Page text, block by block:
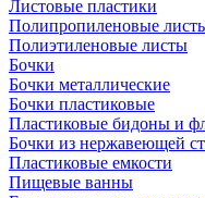
Листовые пластики
Полипропиленовые
Полиэтиленовые листы
Бочки
Бочки металлические
Бочки пластиковые
Пластиковые бидоны и
Бочки из нержавеющей
Пластиковые емкости
Пищевые ванны